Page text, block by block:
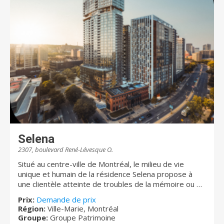
- Électricité, chauffage - Ligne téléphonique - Activités
Entretien ménager hebdomadaire - Buanderie Ainsi
que d'autres services… Les personnes qui désirent le
faire elles-mêmes ont aussi cette option. Les prix
sont également très abordables. Plusieurs activités
sont offertes dont la visite de boutiques. Contactez-
nous dès maintenant !
Selena
2307, boulevard René-Lévesque O.
Situé au centre-ville de Montréal, le milieu de vie
unique et humain de la résidence Selena propose à
une clientèle atteinte de troubles de la mémoire ou en
maison à leur nouveau chez soi. La résidence Selena
offre des services évolutifs et prodigue des soins
Prix: Demande de prix
Région: Ville-Marie, Montréal
Groupe: Groupe Patrimoine